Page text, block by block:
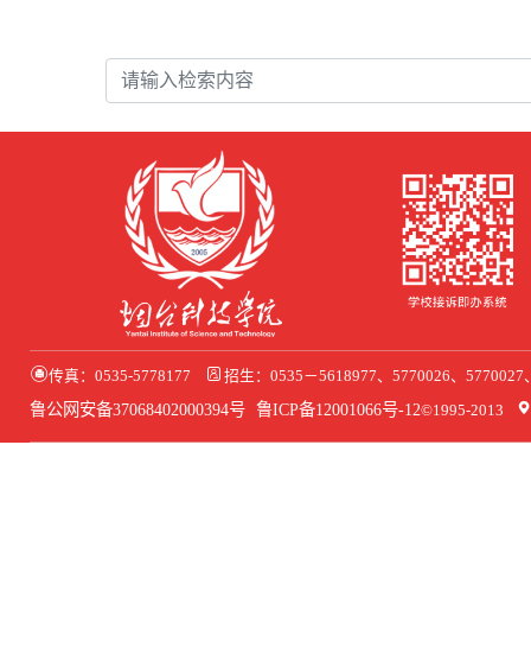
传真：0535-5778177 招生：0535－5618977、5770026、
鲁公网安备37068402000394号 鲁ICP备12001066号-12©1995-2013